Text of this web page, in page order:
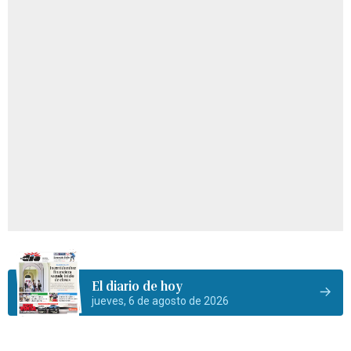
El diario de hoy
jueves, 6 de agosto de 2026